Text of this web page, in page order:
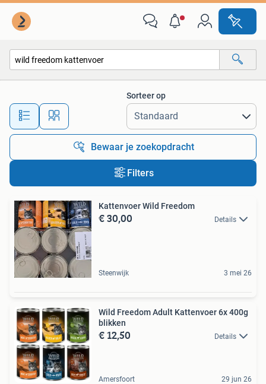
Alle afstanden…
Sorteer op
Bewaar je zoekopdracht
Filters
Kattenvoer Wild Freedom
€ 30,00 Details
Steenwijk 3 mei 26
Wild Freedom Adult Kattenvoer 6x 400g
blikken
€ 12,50 Details
Amersfoort 29 jun 26